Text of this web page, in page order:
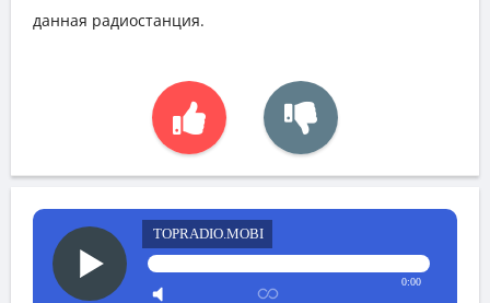
данная радиостанция.
TOPRADIO.MOBI
0:00